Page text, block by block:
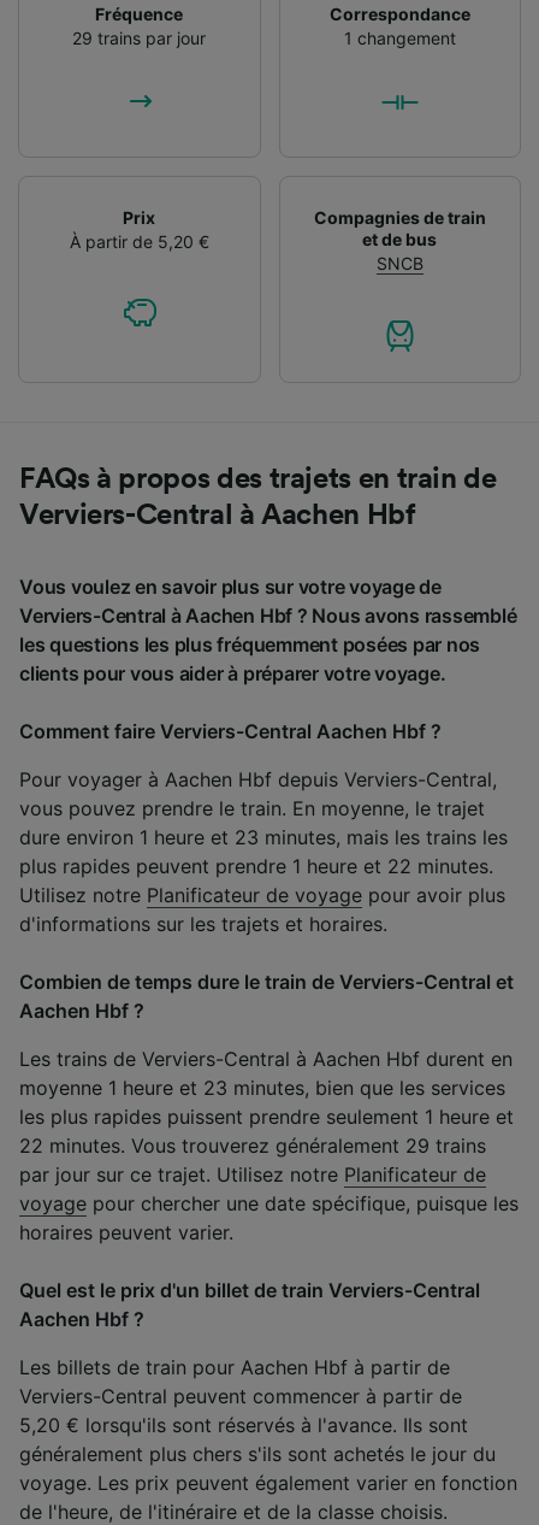
Fréquence
29 trains par jour
Correspondance
1 changement
Prix
À partir de 5,20 €
Compagnies de train
et de bus
SNCB
FAQs à propos des trajets en train de
Verviers-Central à Aachen Hbf
Vous voulez en savoir plus sur votre voyage de
Verviers-Central à Aachen Hbf ? Nous avons rassemblé
les questions les plus fréquemment posées par nos
clients pour vous aider à préparer votre voyage.
Comment faire Verviers-Central Aachen Hbf ?
Pour voyager à Aachen Hbf depuis Verviers-Central,
vous pouvez prendre le train. En moyenne, le trajet
dure environ 1 heure et 23 minutes, mais les trains les
plus rapides peuvent prendre 1 heure et 22 minutes.
Utilisez notre Planificateur de voyage pour avoir plus
d'informations sur les trajets et horaires.
Combien de temps dure le train de Verviers-Central et
Aachen Hbf ?
Les trains de Verviers-Central à Aachen Hbf durent en
moyenne 1 heure et 23 minutes, bien que les services
les plus rapides puissent prendre seulement 1 heure et
22 minutes. Vous trouverez généralement 29 trains
par jour sur ce trajet. Utilisez notre Planificateur de
voyage pour chercher une date spécifique, puisque les
horaires peuvent varier.
Quel est le prix d'un billet de train Verviers-Central
Aachen Hbf ?
Les billets de train pour Aachen Hbf à partir de
Verviers-Central peuvent commencer à partir de
5,20 € lorsqu'ils sont réservés à l'avance. Ils sont
généralement plus chers s'ils sont achetés le jour du
voyage. Les prix peuvent également varier en fonction
de l'heure, de l'itinéraire et de la classe choisis.